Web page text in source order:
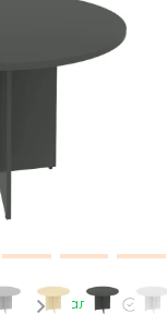
В наличии